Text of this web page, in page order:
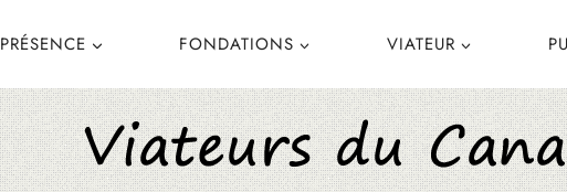
PRÉSENCE FONDATIONS VIATEUR